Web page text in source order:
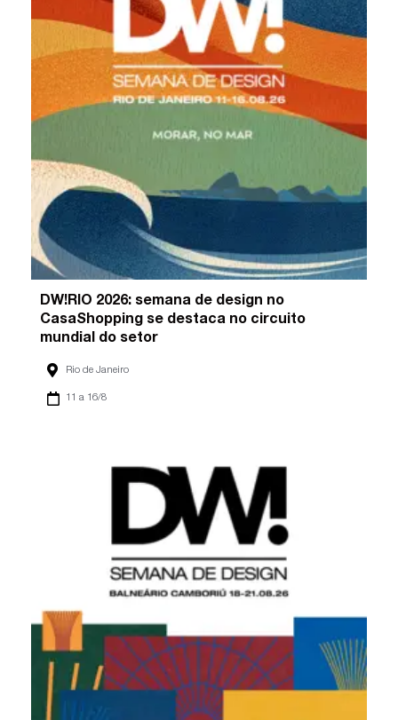
DW!RIO 2026: semana de design no
CasaShopping se destaca no circuito
mundial do setor
Rio de Janeiro
11 a 16/8